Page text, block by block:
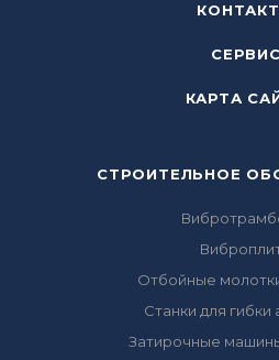
СЕРВИС
КАРТА
СТРОИТЕЛЬНОЕ
Отбойные
Станки для гибки
Затирочные